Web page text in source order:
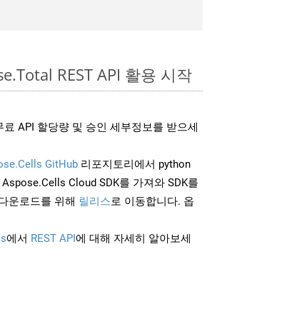
REST API 활용 시작
API 할당량 및 승인 세부정보를 받으세
GitHub 리포지토리에서 python
Cloud SDK를 가져와 SDK를
운로드를 위해 릴리스로 이동합니다. 옵
에서 REST API에 대해 자세히 알아보세